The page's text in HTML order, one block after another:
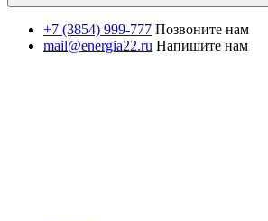
+7 (3854) 999-777 Позвоните нам
mail@energia22.ru Напишите нам